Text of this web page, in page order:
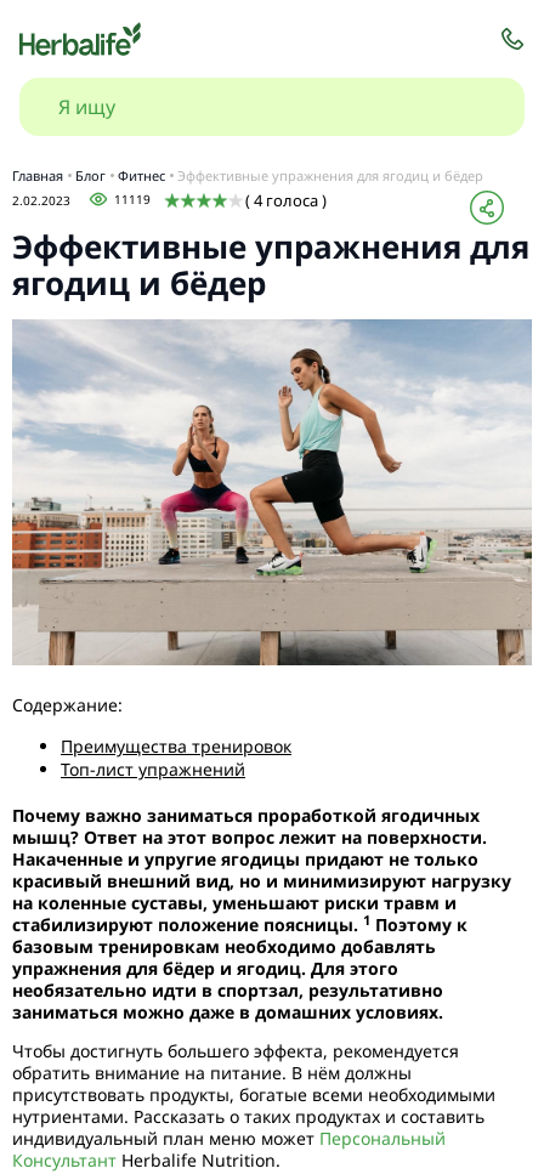
Главная Блог Фитнес Эффективные упражнения для ягодиц и бёдер
2.02.2023 11119 ( 4 голоса )
Эффективные упражнения для
ягодиц и бёдер
Содержание:
Преимущества тренировок
Топ-лист упражнений
Почему важно заниматься проработкой ягодичных
мышц? Ответ на этот вопрос лежит на поверхности.
Накаченные и упругие ягодицы придают не только
красивый внешний вид, но и минимизируют нагрузку
на коленные суставы, уменьшают риски травм и
стабилизируют положение поясницы. 1 Поэтому к
базовым тренировкам необходимо добавлять
упражнения для бёдер и ягодиц. Для этого
необязательно идти в спортзал, результативно
заниматься можно даже в домашних условиях.
Чтобы достигнуть большего эффекта, рекомендуется
обратить внимание на питание. В нём должны
присутствовать продукты, богатые всеми необходимыми
нутриентами. Рассказать о таких продуктах и составить
индивидуальный план меню может Персональный
Консультант Herbalife Nutrition.